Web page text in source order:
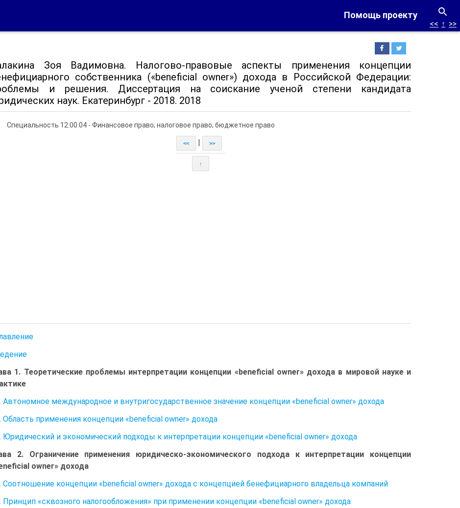
Помощь проекту
<< ↑ >>
Зоя Вадимовна. Налогово-правовые аспекты применения концепции
собственника («beneficial owner») дохода в Российской Федерации:
и решения. Диссертация на соискание ученой степени кандидата
наук. Екатеринбург - 2018. 2018
Специальность 12.00.04 - Финансовое право; налоговое право; бюджетное право
<< >>
↑
1. Теоретические проблемы интерпретации концепции «beneficial owner» дохода в мировой науке и
Автономное международное и внутригосударственное значение концепции «beneficial owner» дохода
Область применения концепции «beneficial owner» дохода
Юридический и экономический подходы к интерпретации концепции «beneficial owner» дохода
2. Ограничение применения юридическо-экономического подхода к интерпретации концепции
owner» дохода
Соотношение концепции «beneficial owner» дохода с концепцией бенефициарного владельца компаний
Принцип «сквозного налогообложения» при применении концепции «beneficial owner» дохода